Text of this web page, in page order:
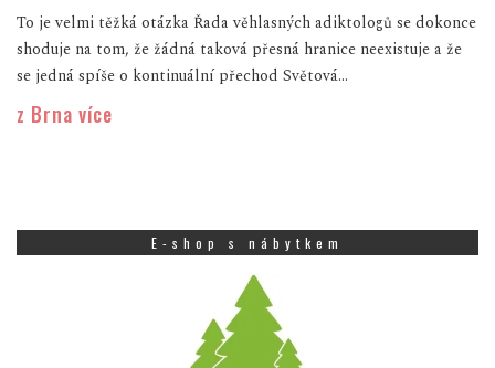
To je velmi těžká otázka Řada věhlasných adiktologů se dokonce
shoduje na tom, že žádná taková přesná hranice neexistuje a že
se jedná spíše o kontinuální přechod Světová...
z Brna více
E-shop s nábytkem